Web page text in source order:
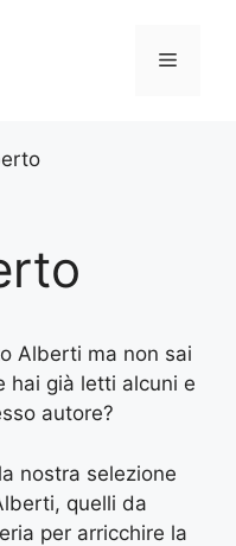
Menu
Alberti ma non sai
hai già letti alcuni e
autore?
nostra selezione
quelli da
per arricchire la